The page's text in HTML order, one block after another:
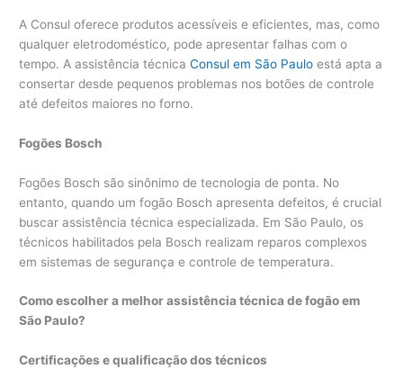
A Consul oferece produtos acessíveis e eficientes, mas, como
qualquer eletrodoméstico, pode apresentar falhas com o
tempo. A assistência técnicaConsul em São Paulo está apta a
consertar desde pequenos problemas nos botões de controle
até defeitos maiores no forno.
Fogões Bosch
Fogões Bosch são sinônimo de tecnologia de ponta. No
entanto, quando um fogão Bosch apresenta defeitos, é crucial
buscar assistência técnica especializada. Em São Paulo, os
técnicos habilitados pela Bosch realizam reparos complexos
em sistemas de segurança e controle de temperatura.
Como escolher a melhor assistência técnica de fogão em
São Paulo?
Certificações e qualificação dos técnicos